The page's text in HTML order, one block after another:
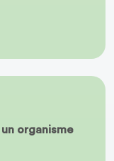
organisme